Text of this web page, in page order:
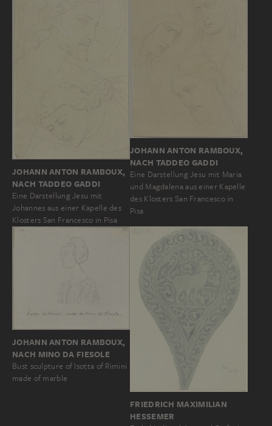
JOHANN ANTON RAMBOUX,
NACH TADDEO GADDI
Eine Darstellung Jesu mit
Johannes aus einer Kapelle des
Klosters San Francesco in Pisa
JOHANN ANTON RAMBOUX,
NACH TADDEO GADDI
Eine Darstellung Jesu mit Maria
und Magdalena aus einer Kapelle
des Klosters San Francesco in
Pisa
JOHANN ANTON RAMBOUX,
NACH MINO DA FIESOLE
Bust sculpture of Isotta of Rimini
made of marble
FRIEDRICH MAXIMILIAN
HESSEMER